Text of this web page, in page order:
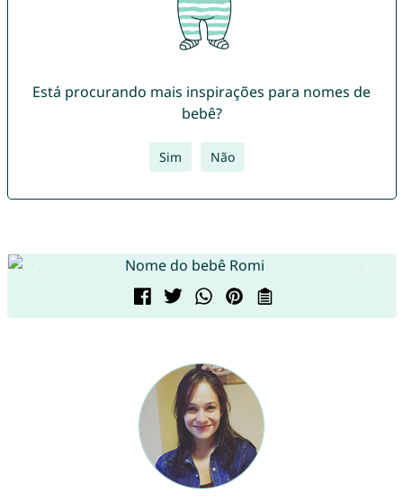
Está procurando mais inspirações para nomes de
bebê?
Sim Não